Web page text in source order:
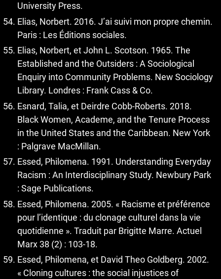
University Press.
Elias, Norbert. 2016. J’ai suivi mon propre chemin.
Paris : Les Éditions sociales.
Elias, Norbert, et John L. Scotson. 1965. The
Established and the Outsiders : A Sociological
Enquiry into Community Problems. New Sociology
Library. Londres : Frank Cass & Co.
Esnard, Talia, et Deirdre Cobb-Roberts. 2018.
Black Women, Academe, and the Tenure Process
in the United States and the Caribbean. New York
: Palgrave MacMillan.
Essed, Philomena. 1991. Understanding Everyday
Racism : An Interdisciplinary Study. Newbury Park
: Sage Publications.
Essed, Philomena. 2005. « Racisme et préférence
pour l’identique : du clonage culturel dans la vie
quotidienne ». Traduit par Brigitte Marre. Actuel
Marx 38 (2) : 103‑18.
Essed, Philomena, et David Theo Goldberg. 2002.
« Cloning cultures : the social injustices of